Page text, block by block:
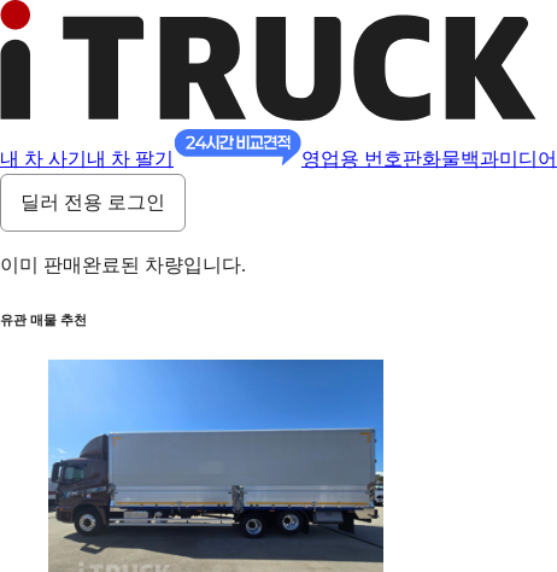
내 차 사기 내 차 팔기 영업용 번호판화물백과미디어
딜러 전용 로그인
이미 판매완료된 차량입니다.
유관 매물 추천